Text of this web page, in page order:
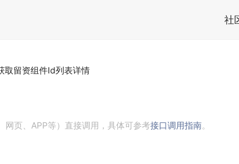
社
取留资组件Id列表详情
网页、APP等）直接调用，具体可参考接口调用指南。